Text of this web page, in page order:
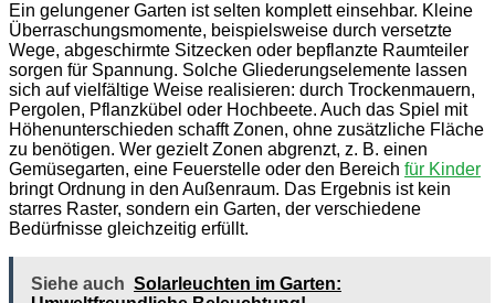
Ein gelungener Garten ist selten komplett einsehbar. Kleine
Überraschungsmomente, beispielsweise durch versetzte
Wege, abgeschirmte Sitzecken oder bepflanzte Raumteiler
sorgen für Spannung. Solche Gliederungselemente lassen
sich auf vielfältige Weise realisieren: durch Trockenmauern,
Pergolen, Pflanzkübel oder Hochbeete. Auch das Spiel mit
Höhenunterschieden schafft Zonen, ohne zusätzliche Fläche
zu benötigen. Wer gezielt Zonen abgrenzt, z. B. einen
Gemüsegarten, eine Feuerstelle oder den Bereich für Kinder
bringt Ordnung in den Außenraum. Das Ergebnis ist kein
starres Raster, sondern ein Garten, der verschiedene
Bedürfnisse gleichzeitig erfüllt.
Siehe auch Solarleuchten im Garten: